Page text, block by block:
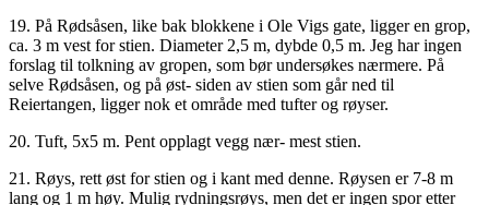
19. På Rødsåsen, like bak blokkene i Ole Vigs gate, ligger en grop,
ca. 3 m vest for stien. Diameter 2,5 m, dybde 0,5 m. Jeg har ingen
forslag til tolkning av gropen, som bør undersøkes nærmere. På
selve Rødsåsen, og på øst- siden av stien som går ned til
Reiertangen, ligger nok et område med tufter og røyser.
20. Tuft, 5x5 m. Pent opplagt vegg nær- mest stien.
21. Røys, rett øst for stien og i kant med denne. Røysen er 7-8 m
lang og 1 m høy. Mulig rydningsrøys, men det er ingen spor etter